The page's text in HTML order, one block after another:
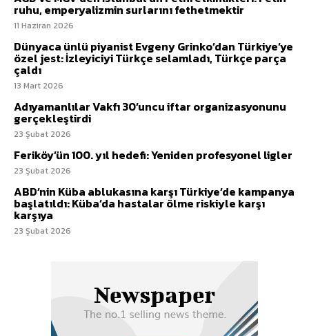
ruhu, emperyalizmin surlarını fethetmektir
11 Haziran 2026
Dünyaca ünlü piyanist Evgeny Grinko’dan Türkiye’ye
özel jest: İzleyiciyi Türkçe selamladı, Türkçe parça
çaldı
13 Mart 2026
Adıyamanlılar Vakfı 30’uncu iftar organizasyonunu
gerçekleştirdi
23 Şubat 2026
Feriköy’ün 100. yıl hedefi: Yeniden profesyonel ligler
23 Şubat 2026
ABD’nin Küba ablukasına karşı Türkiye’de kampanya
başlatıldı: Küba’da hastalar ölme riskiyle karşı
karşıya
23 Şubat 2026